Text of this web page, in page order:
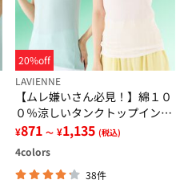
20%off
LAVIENNE
【ムレ嫌いさん必見！】綿１０
０％涼しいタンクトップインナ
ー＜さらりラボ＞
¥871 ～ ¥1,135 (税込)
4colors
38件